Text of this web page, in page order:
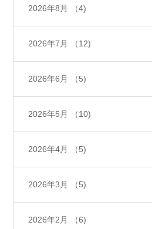
2026年8月 （4)
2026年7月 （12)
2026年6月 （5)
2026年5月 （10)
2026年4月 （5)
2026年3月 （5)
2026年2月 （6)